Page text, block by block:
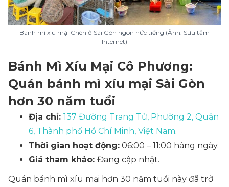
Bánh mì xíu mại Chén ở Sài Gòn ngon nức tiếng (Ảnh: Sưu tầm
Internet)
Bánh Mì Xíu Mại Cô Phương:
Quán bánh mì xíu mại Sài Gòn
hơn 30 năm tuổi
Địa chỉ: 137 Đường Trang Tử, Phường 2, Quận
6, Thành phố Hồ Chí Minh, Việt Nam.
Thời gian hoạt động: 06:00 – 11:00 hàng ngày.
Giá tham khảo: Đang cập nhật.
Quán bánh mì xíu mại hơn 30 năm tuổi này đã trở